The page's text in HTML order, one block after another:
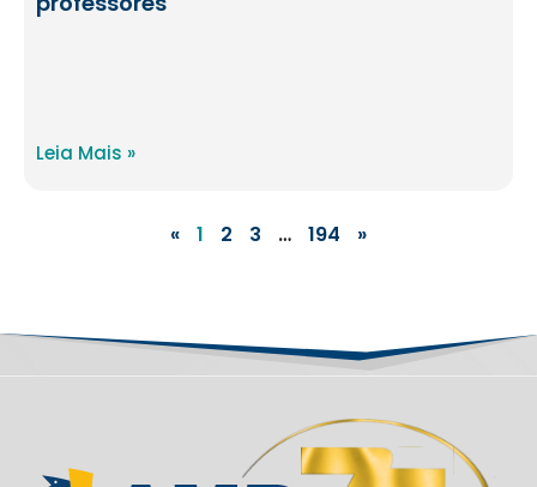
Leia Mais »
« 1 2 3 … 194 »